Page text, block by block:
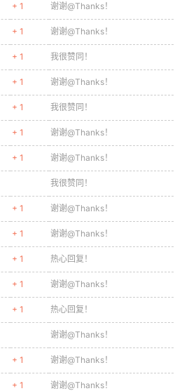
+ 1 谢谢@Thanks！
+ 1 谢谢@Thanks！
+ 1 我很赞同！
+ 1 谢谢@Thanks！
+ 1 我很赞同！
+ 1 谢谢@Thanks！
+ 1 谢谢@Thanks！
我很赞同！
+ 1 谢谢@Thanks！
+ 1 谢谢@Thanks！
+ 1 热心回复！
+ 1 谢谢@Thanks！
+ 1 热心回复！
谢谢@Thanks！
+ 1 谢谢@Thanks！
+ 1 谢谢@Thanks！